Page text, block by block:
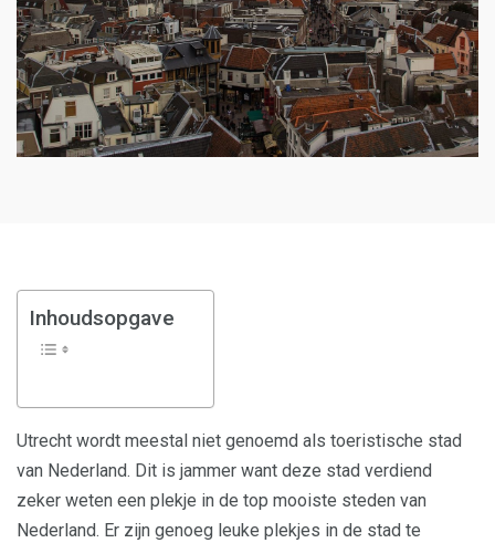
Inhoudsopgave
Utrecht wordt meestal niet genoemd als toeristische stad
van Nederland. Dit is jammer want deze stad verdiend
zeker weten een plekje in de top mooiste steden van
Nederland. Er zijn genoeg leuke plekjes in de stad te